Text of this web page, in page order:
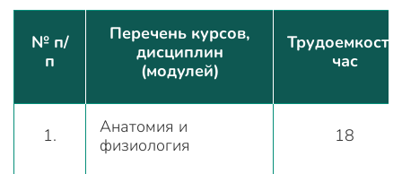
№ п/
п
Перечень курсов,
дисциплин
(модулей)
Трудоемкость,
час
1.
Анатомия и
физиология
18